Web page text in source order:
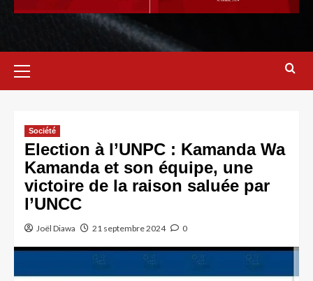
Société
Election à l’UNPC : Kamanda Wa
Kamanda et son équipe, une
victoire de la raison saluée par
l’UNCC
Joël Diawa 21 septembre 2024 0